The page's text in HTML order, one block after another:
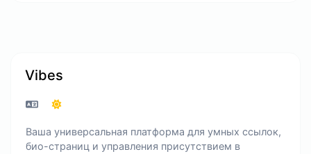
Vibes
Ваша универсальная платформа для умных ссылок,
био-страниц и управления присутствием в